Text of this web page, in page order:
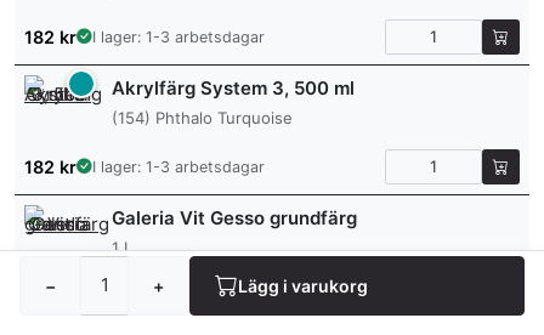
− + Lägg i varukorg
182 kr I lager: 1-3 arbetsdagar
Akrylfärg System 3, 500 ml
(154) Phthalo Turquoise
182 kr I lager: 1-3 arbetsdagar
Galeria Vit Gesso grundfärg
1 L
7-10 arbetsdagar